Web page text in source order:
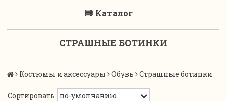
Каталог
СТРАШНЫЕ БОТИНКИ
Костюмы и аксессуары Обувь Страшные ботинки
Сортировать